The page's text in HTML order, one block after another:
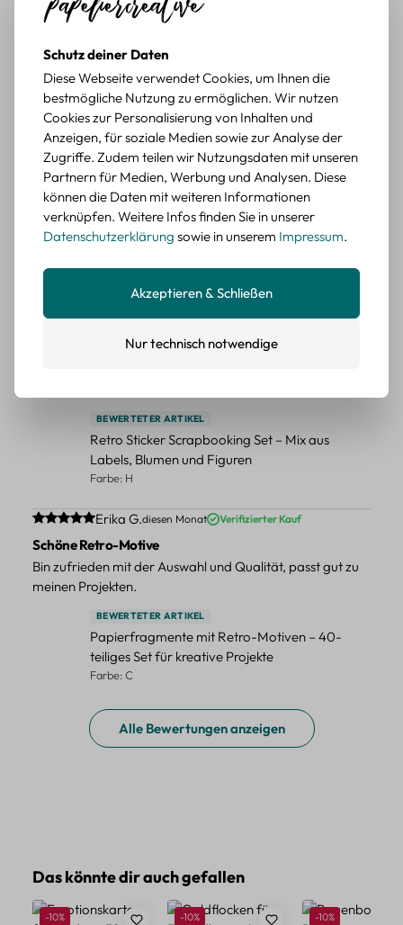
würde sie wieder kaufen.
Retro Briefmarken Sticker Set – 45 Papier-
Sticker mit Wald- und Tiermotiven
Durchschnittliche Bewertung von 5 von 5 Sternen
Erika G.diesen Monat Verifizierter Kauf
Schöne Motive
Die Sticker passen gut zu meinen Büchern, würde sie
wieder kaufen.
BEWERTETER ARTIKEL
Retro Blumen Sticker Set – 45 Stück mit 15
Durchschnittliche Bewertung von 5 von 5 Sternen
Erika G.diesen Monat Verifizierter Kauf
BEWERTETER ARTIKEL
Retro Sticker Scrapbooking Set – Mix aus
Labels, Blumen und Figuren
Farbe: H
Durchschnittliche Bewertung von 5 von 5 Sternen
Erika G.diesen Monat Verifizierter Kauf
Schöne Retro-Motive
Bin zufrieden mit der Auswahl und Qualität, passt gut zu
meinen Projekten.
BEWERTETER ARTIKEL
Papierfragmente mit Retro-Motiven – 40-
teiliges Set für kreative Projekte
Farbe: C
Alle Bewertungen anzeigen
Produktgalerie überspringen
Das könnte dir auch gefallen
Rabatt
-10% Rabatt
-10% Rabatt
-10%
Schutz deiner Daten
Diese Webseite verwendet Cookies, um Ihnen die
bestmögliche Nutzung zu ermöglichen. Wir nutzen
Cookies zur Personalisierung von Inhalten und
Anzeigen, für soziale Medien sowie zur Analyse der
Zugriffe. Zudem teilen wir Nutzungsdaten mit unseren
Partnern für Medien, Werbung und Analysen. Diese
können die Daten mit weiteren Informationen
verknüpfen. Weitere Infos finden Sie in unserer
Datenschutzerklärung sowie in unserem Impressum.
Nur technisch notwendige
Akzeptieren & Schließen